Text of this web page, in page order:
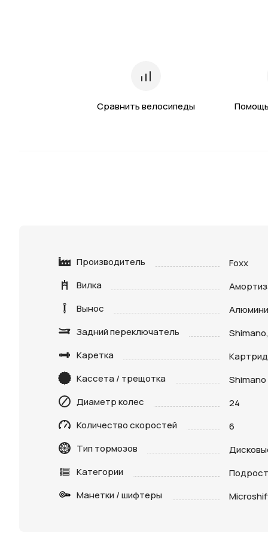
Сравнить велосипеды
Производитель
Foxx
Вилка
Вынос
Задний переключатель
Каретка
Кассета / трещотка
Диаметр колес
24
Количество скоростей
6
Тип тормозов
Категории
Манетки / шифтеры
Нажимая